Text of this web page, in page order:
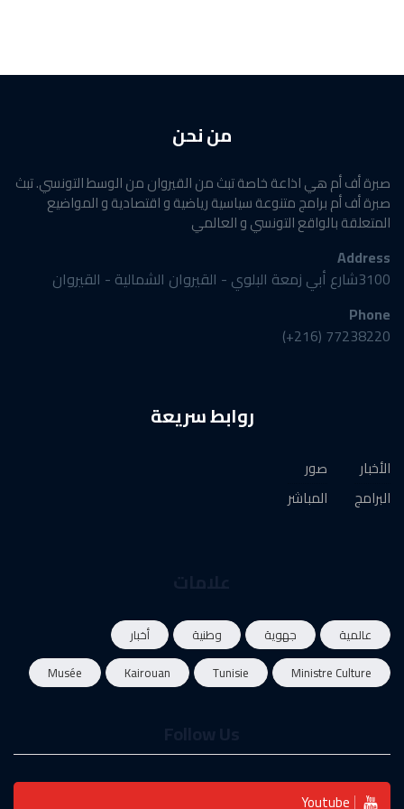
من نحن
صبرة أف أم هي اذاعة خاصة تبث من القيروان من الوسط التونسي. تبث
صبرة أف أم برامج متنوعة سياسية رياضية و اقتصادية و المواضيع
المتعلقة بالواقع التونسي و العالمي
Address
3100شارع أبي زمعة البلوي - القيروان الشمالية - القيروان
Phone
77238220 (216+)
روابط سريعة
الأخبار
البرامج
صور
المباشر
عالمية جهوية وطنية
أخبار
Ministre Culture
Tunisie
Kairouan
Musée
Youtube